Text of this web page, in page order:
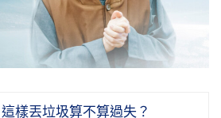
樣丟垃圾算不算過失？